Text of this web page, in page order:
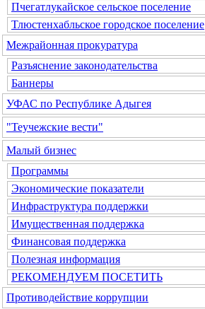
Пчегатлукайское сельское поселение
Тлюстенхабльское городское поселение
Межрайонная прокуратура
Разъяснение законодательства
Баннеры
УФАС по Республике Адыгея
"Теучежские вести"
Малый бизнес
Программы
Экономические показатели
Инфраструктура поддержки
Имущественная поддержка
Финансовая поддержка
Полезная информация
РЕКОМЕНДУЕМ ПОСЕТИТЬ
Противодействие коррупции